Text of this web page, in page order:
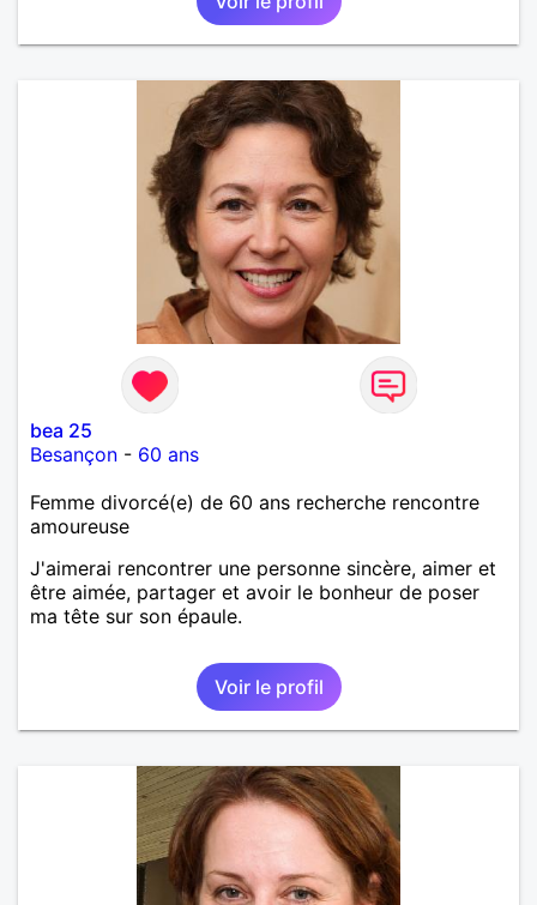
bea 25
Besançon - 60 ans
Femme divorcé(e) de 60 ans recherche rencontre
amoureuse
J'aimerai rencontrer une personne sincère, aimer et
être aimée, partager et avoir le bonheur de poser
ma tête sur son épaule.
Voir le profil